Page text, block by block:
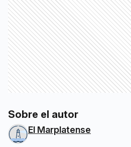
Sobre el autor
El Marplatense